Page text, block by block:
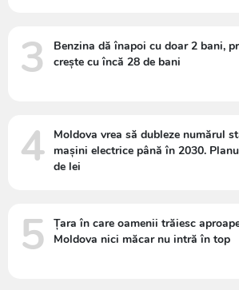
3
Benzina dă înapoi cu doar 2 bani,
crește cu încă 28 de bani
4
Moldova vrea să dubleze numărul
mașini electrice până în 2030.
de lei
5
Țara în care oamenii trăiesc
Moldova nici măcar nu intră în top